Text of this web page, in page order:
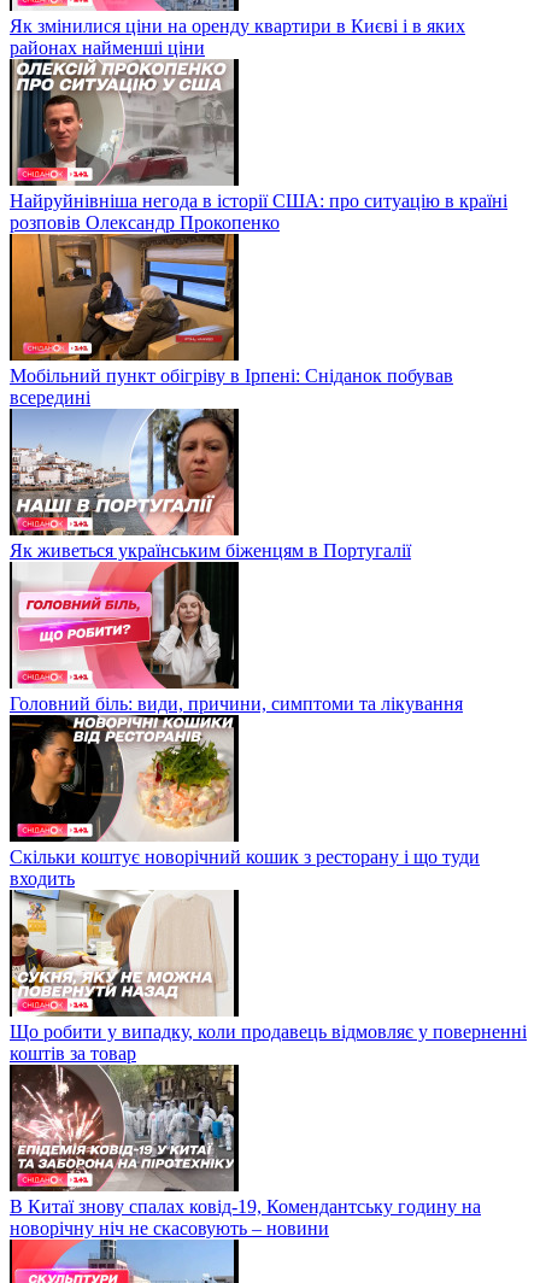
Як змінилися ціни на оренду квартири в Києві і в яких
районах найменші ціни
Найруйнівніша негода в історії США: про ситуацію в країні
розповів Олександр Прокопенко
Мобільний пункт обігріву в Ірпені: Сніданок побував
всередині
Як живеться українським біженцям в Португалії
Головний біль: види, причини, симптоми та лікування
Скільки коштує новорічний кошик з ресторану і що туди
входить
Що робити у випадку, коли продавець відмовляє у поверненні
коштів за товар
В Китаї знову спалах ковід-19, Комендантську годину на
новорічну ніч не скасовують – новини